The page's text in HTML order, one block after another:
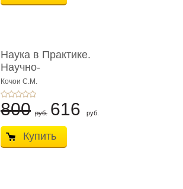
Наука в Практике.
Научно-
консультационные (пра
...
Кочои С.М.
800 руб. 616 руб.
Купить